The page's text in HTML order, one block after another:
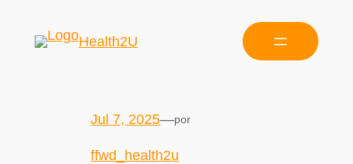
Health2U
Jul 7, 2025—por
ffwd_health2u